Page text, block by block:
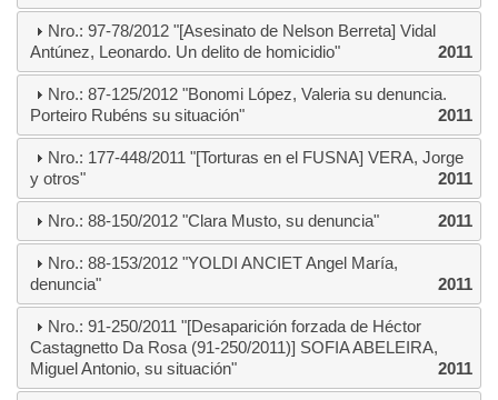
Nro.: 97-78/2012 "[Asesinato de Nelson Berreta] Vidal
Antúnez, Leonardo. Un delito de homicidio"
2011
Nro.: 87-125/2012 "Bonomi López, Valeria su denuncia.
Porteiro Rubéns su situación"
2011
Nro.: 177-448/2011 "[Torturas en el FUSNA] VERA, Jorge
y otros"
2011
Nro.: 88-150/2012 "Clara Musto, su denuncia" 2011
Nro.: 88-153/2012 "YOLDI ANCIET Angel María,
denuncia"
2011
Nro.: 91-250/2011 "[Desaparición forzada de Héctor
Castagnetto Da Rosa (91-250/2011)] SOFIA ABELEIRA,
Miguel Antonio, su situación"
2011